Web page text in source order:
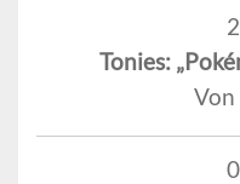
Tonies: